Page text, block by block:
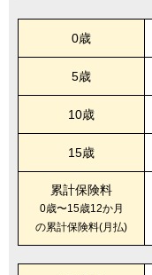
0歳
5歳
10歳
15歳
累計保険料
0歳〜15歳12か月
の累計保険料(月払)